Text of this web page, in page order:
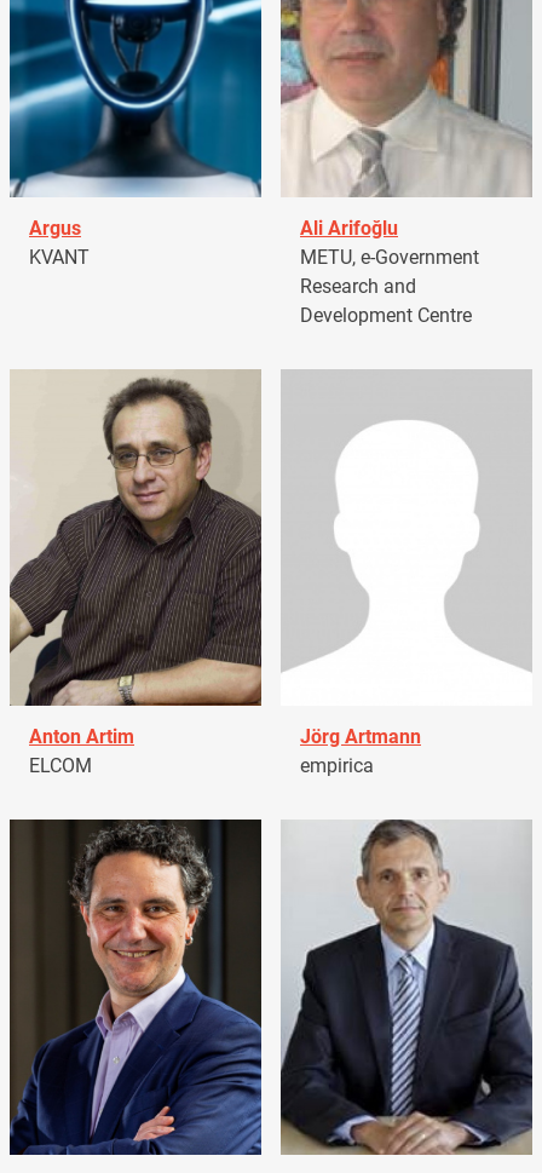
Argus
KVANT
Ali Arifoğlu
METU, e-Government
Research and
Development Centre
Anton Artim
ELCOM
Jörg Artmann
empirica